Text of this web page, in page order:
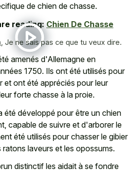
de chien de chasse.
reading: Chien De Chasse
Je ne sais pas ce que tu veux dire.
amenés d'Allemagne en
1750. Ils ont été utilisés pour
et ont été appréciés pour leur
forte chasse à la proie.
été développé pour être un chien
capable de suivre et d'arborer le
été utilisés pour chasser le gibier
laveurs et les opossums.
distinctif les aidait à se fondre